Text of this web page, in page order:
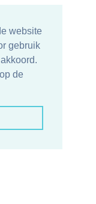
website
gebruik
de